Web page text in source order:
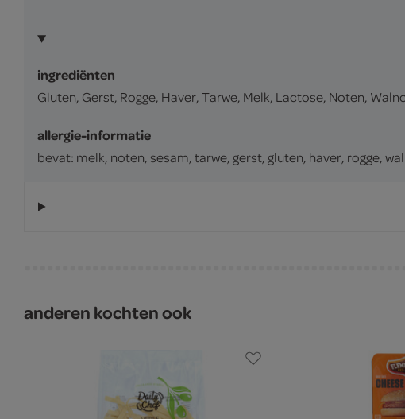
ingrediënten
Gluten, Gerst, Rogge, Haver, Tarwe, Melk, Lactose, Noten,
allergie-informatie
bevat: melk, noten, sesam, tarwe, gerst, gluten, haver, rogge,
anderen kochten ook